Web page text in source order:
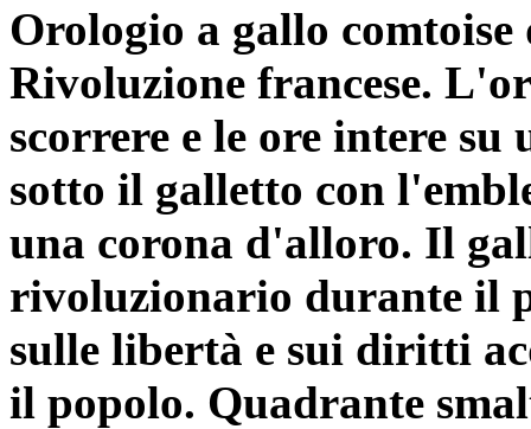
Orologio a gallo
Rivoluzione francese.
scorrere e le ore intere
sotto il galletto con
una corona d'alloro. Il
rivoluzionario durante il
sulle libertà e sui diritti
il popolo. Quadrante